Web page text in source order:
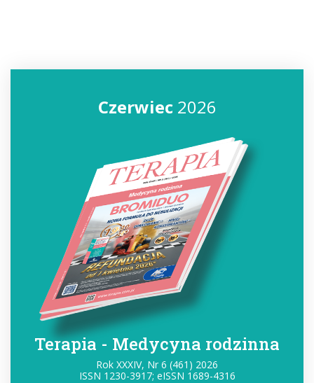
Czerwiec2026
Terapia - Medycyna rodzinna
Rok XXXIV, Nr 6 (461) 2026
ISSN 1230-3917; eISSN 1689-4316